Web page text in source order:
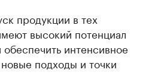
продукции в тех
высокий потенциал
интенсивное
подходы и точки